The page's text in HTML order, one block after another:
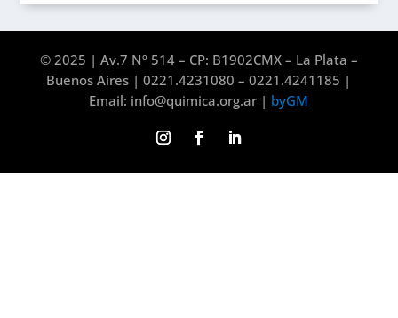
© 2025 | Av.7 Nº 514 – CP: B1902CMX – La Plata –
Buenos Aires | 0221.4231080 – 0221.4241185 |
Email: info@quimica.org.ar | byGM